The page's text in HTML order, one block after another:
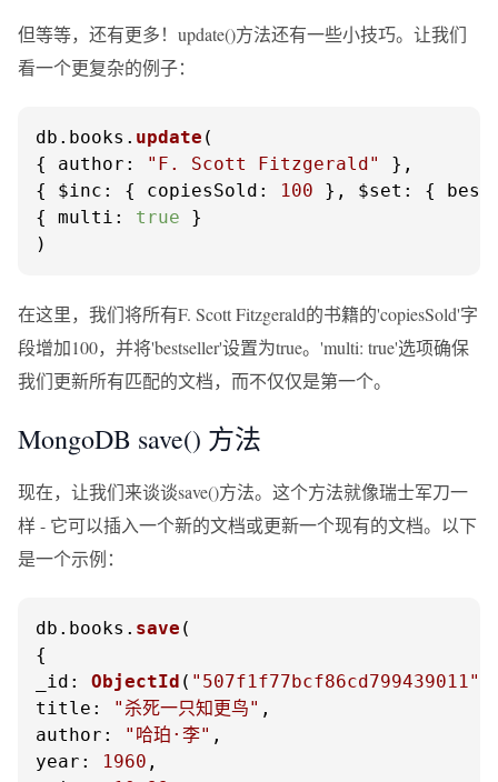
但等等，还有更多！update()方法还有一些小技巧。让我们
看一个更复杂的例子：
db. books . update (
{ author : "F. Scott Fitzgerald"
},
{ $inc : { copiesSold : 100 }, $set : {
{ multi : true }
)
在这里，我们将所有F. Scott Fitzgerald的书籍的'copiesSold'字
段增加100，并将'bestseller'设置为true。'multi: true'选项确保
我们更新所有匹配的文档，而不仅仅是第一个。
MongoDB save() 方法
现在，让我们来谈谈save()方法。这个方法就像瑞士军刀一
样 - 它可以插入一个新的文档或更新一个现有的文档。以下
是一个示例：
db. books . save (
_id : ObjectId ( "507f1f77bcf86cd799439011"
title : "杀死一只知更鸟"
author : "哈珀·李"
year : 1960